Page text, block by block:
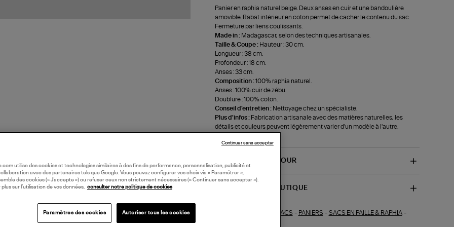
Panier en raphia naturel beige. Deux anses en cuir et une bandoulière
amovible. Rabat intérieur en coton permet de cacher le contenu du sac.
Fermeture par liens coulissants.
Made in : Madagascar, selon des techniques artisanales.
Taille & Coupe : Hauteur : 30 cm.
Longueur : 38 cm.
Profondeur : 18 cm.
Anses : 33 cm.
Composition :100% raphia naturel.
Anses : 100% cuir de zébu.
Doublure : 100% coton.
Conseil d'entretien : Nettoyage chez un spécialiste.
Plus d'infos : Fabrication artisanale avec des matières naturelles, les
détails et couleurs peuvent légèrement varier d'un modèle à l'autre.
LIVRAISON ET RETOUR
DISPONIBILITÉ BOUTIQUE
SACS - PANIERS - SACS EN PAILLE & RAPHIA-
utilise des cookies et technologies similaires à des fins de performance, personnalisation, publicité et
avec des partenaires tels que Google. Vous pouvez configurer vos choix via « Paramétrer »,
des cookies (« J’accepte ») ou refuser ceux non strictement nécessaires (« Continuer sans accepter »).
plus sur l’utilisation de vos données,
consulter notre politique de cookies
Paramètres des cookies Autoriser tous les cookies
Continuer sans accepter